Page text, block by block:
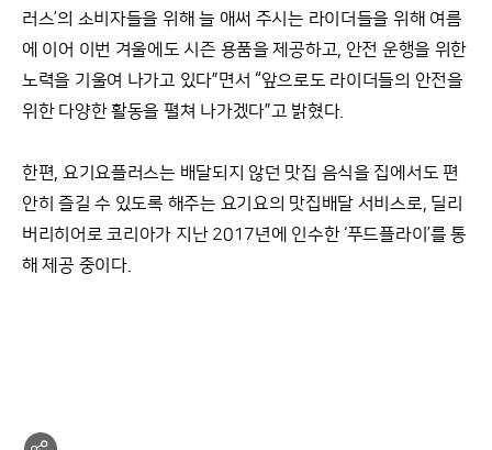
러스’의 소비자들을 위해 늘 애써 주시는 라이더들을 위해 여름
에 이어 이번 겨울에도 시즌 용품을 제공하고, 안전 운행을 위한
노력을 기울여 나가고 있다”면서 “앞으로도 라이더들의 안전을
위한 다양한 활동을 펼쳐 나가겠다”고 밝혔다.
한편, 요기요플러스는 배달되지 않던 맛집 음식을 집에서도 편
안히 즐길 수 있도록 해주는 요기요의 맛집배달 서비스로, 딜리
버리히어로 코리아가 지난 2017년에 인수한 ‘푸드플라이’를 통
해 제공 중이다.